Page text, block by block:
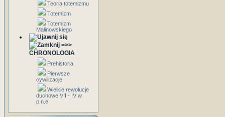
Teoria totemizmu
Totemizm
Totemizm
Malinowskiego
=>>
CHRONOLOGIA
Prehistoria
Pierwsze
cywilizacje
Wielkie rewolucje
duchowe VII - IV w.
p.n.e